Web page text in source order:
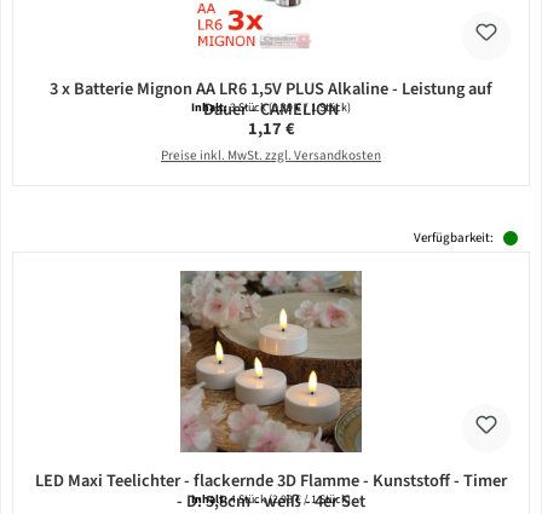
3 x Batterie Mignon AA LR6 1,5V PLUS Alkaline - Leistung auf
Dauer - CAMELION
Inhalt:3 Stück(0,39 € / 1 Stück)
Regulärer Preis:
1,17 €
Preise inkl. MwSt. zzgl. Versandkosten
Verfügbarkeit:
LED Maxi Teelichter - flackernde 3D Flamme - Kunststoff - Timer
- D: 5,8cm - weiß - 4er Set
Inhalt:4 Stück(2,98 € / 1 Stück)